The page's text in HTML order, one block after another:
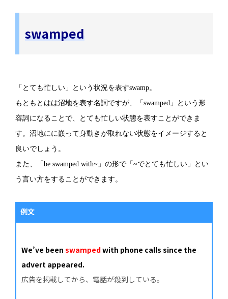
swamped
「とても忙しい」という状況を表すswamp。
もともとはは沼地を表す名詞ですが、「swamped」という形
容詞になることで、とても忙しい状態を表すことができま
す。沼地にに嵌って身動きが取れない状態をイメージすると
良いでしょう。
また、「be swamped with~」の形で「~でとても忙しい」とい
う言い方をすることができます。
例文
We’ve beenswampedwith phone calls since the
advert appeared.
広告を掲載してから、電話が殺到している。